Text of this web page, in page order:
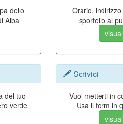
dello
Alba
del tuo
verde
Orario,
sportello al
Scrivici
Vuoi metterti in
Usa il form in